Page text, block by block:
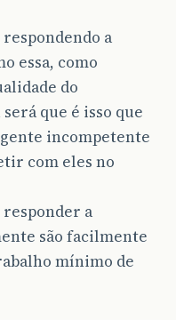
a
essa, como
do
que é isso que
incompetente
com eles no
responder a
são facilmente
mínimo de